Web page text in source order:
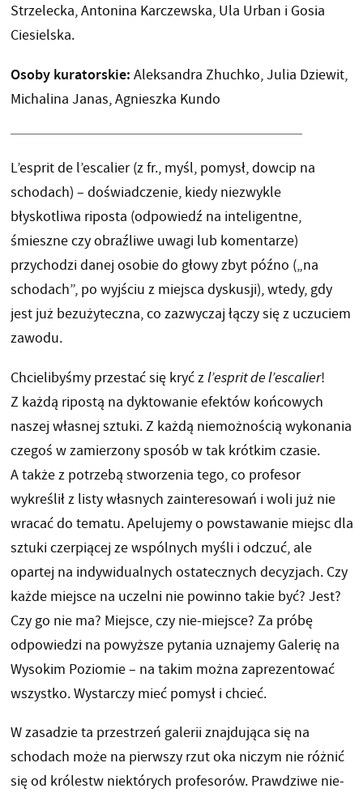
Strzelecka, Antonina Karczewska, Ula Urban i Gosia
Ciesielska.
Osoby kuratorskie: Aleksandra Zhuchko, Julia Dziewit,
Michalina Janas, Agnieszka Kundo
L’esprit de l’escalier (z fr., myśl, pomysł, dowcip na
schodach) – doświadczenie, kiedy niezwykle
błyskotliwa riposta (odpowiedź na inteligentne,
śmieszne czy obraźliwe uwagi lub komentarze)
przychodzi danej osobie do głowy zbyt późno („na
schodach”, po wyjściu z miejsca dyskusji), wtedy, gdy
jest już bezużyteczna, co zazwyczaj łączy się z uczuciem
zawodu.
Chcielibyśmy przestać się kryć zl’esprit de l’escalier!
Z każdą ripostą na dyktowanie efektów końcowych
naszej własnej sztuki. Z każdą niemożnością wykonania
czegoś w zamierzony sposób w tak krótkim czasie.
A także z potrzebą stworzenia tego, co profesor
wykreślił z listy własnych zainteresowań i woli już nie
wracać do tematu. Apelujemy o powstawanie miejsc dla
sztuki czerpiącej ze wspólnych myśli i odczuć, ale
opartej na indywidualnych ostatecznych decyzjach. Czy
każde miejsce na uczelni nie powinno takie być? Jest?
Czy go nie ma? Miejsce, czy nie-miejsce? Za próbę
odpowiedzi na powyższe pytania uznajemy Galerię na
Wysokim Poziomie – na takim można zaprezentować
wszystko. Wystarczy mieć pomysł i chcieć.
W zasadzie ta przestrzeń galerii znajdująca się na
schodach może na pierwszy rzut oka niczym nie różnić
się od królestw niektórych profesorów. Prawdziwe nie-